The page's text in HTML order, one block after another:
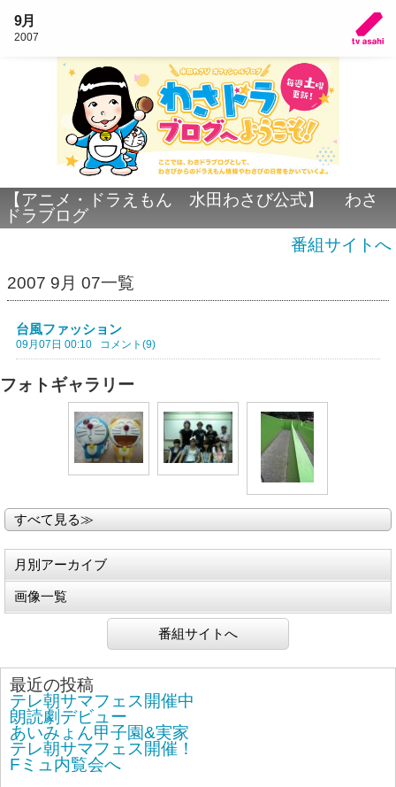
9月
2007
【アニメ・ドラえもん 水田わさび公式】 わさ
ドラブログ
番組サイトへ
2007 9月 07一覧
台風ファッション
09月07日 00:10 コメント(9)
フォトギャラリー
すべて見る≫
月別アーカイブ
画像一覧
番組サイトへ
最近の投稿
テレ朝サマフェス開催中
朗読劇デビュー
あいみょん甲子園&実家
テレ朝サマフェス開催！
Fミュ内覧会へ